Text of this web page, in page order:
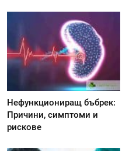
Нефункциониращ бъбрек:
Причини, симптоми и
рискове